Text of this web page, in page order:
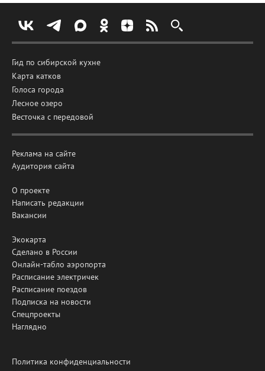
Гид по сибирской кухне
Карта катков
Голоса города
Лесное озеро
Весточка с передовой
Реклама на сайте
Аудитория сайта
О проекте
Написать редакции
Вакансии
Экокарта
Сделано в России
Онлайн-табло аэропорта
Расписание электричек
Расписание поездов
Подписка на новости
Спецпроекты
Наглядно
Политика конфиденциальности